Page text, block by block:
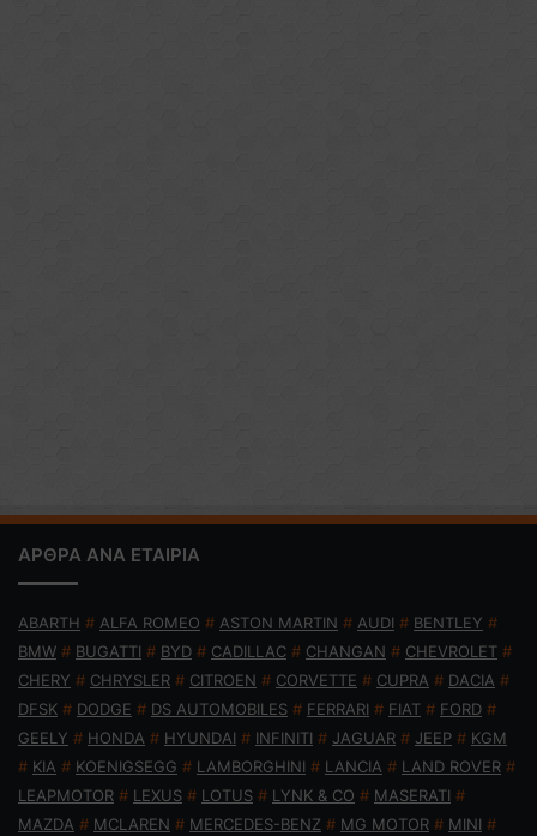
ΑΡΘΡΑ ΑΝΑ ΕΤΑΙΡΙΑ
ABARTH # ALFA ROMEO # ASTON MARTIN # AUDI # BENTLEY #
BMW # BUGATTI # BYD # CADILLAC # CHANGAN # CHEVROLET #
CHERY # CHRYSLER # CITROEN # CORVETTE # CUPRA # DACIA #
DFSK # DODGE # DS AUTOMOBILES # FERRARI # FIAT # FORD #
GEELY # HONDA # HYUNDAI # INFINITI # JAGUAR # JEEP # KGM
# KIA # KOENIGSEGG # LAMBORGHINI # LANCIA # LAND ROVER #
LEAPMOTOR # LEXUS # LOTUS # LYNK & CO # MASERATI #
MAZDA # MCLAREN # MERCEDES-BENZ # MG MOTOR # MINI #